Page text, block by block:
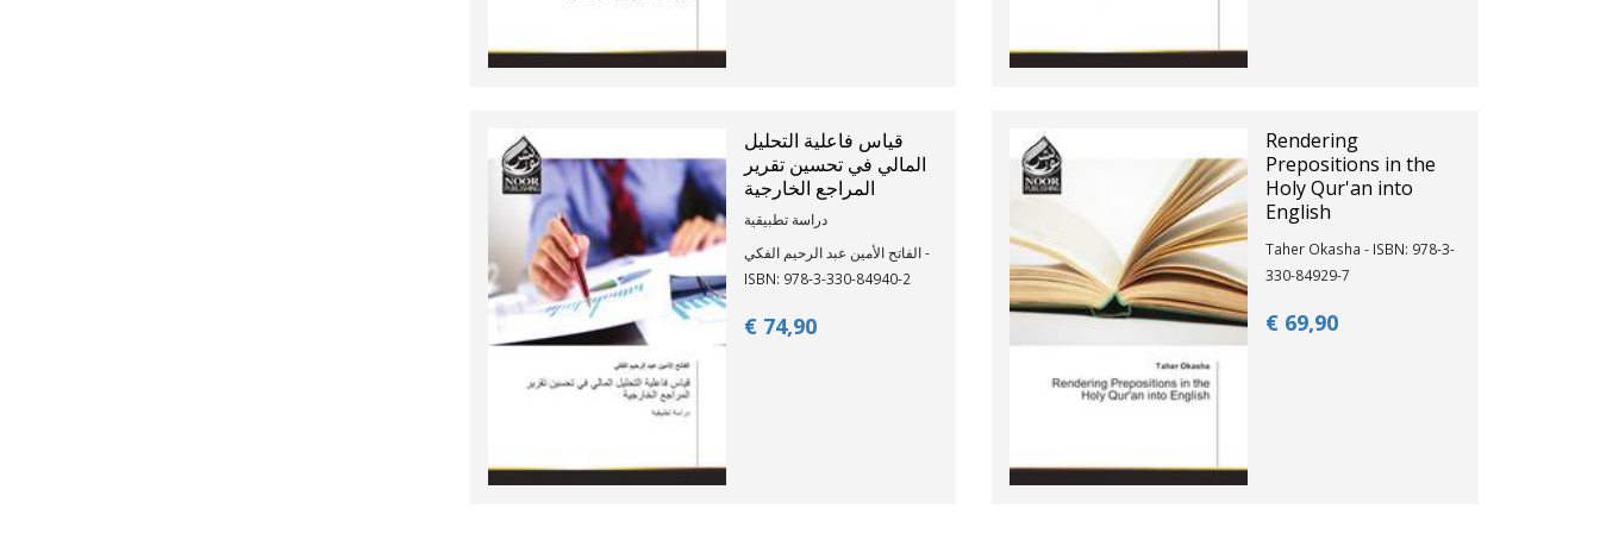
قياس فاعلية التحليل
المالي في تحسين تقرير
المراجع الخارجية
دراسة تطبيقية
الفاتح الأمين عبد الرحيم الفكي -
ISBN: 978-3-330-84940-2
€ 74,90
Rendering
Prepositions in the
Holy Qur'an into
English
Taher Okasha - ISBN: 978-3-
330-84929-7
€ 69,90